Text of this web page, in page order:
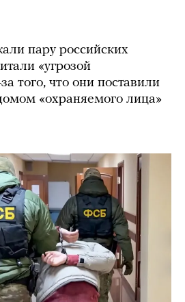
пару российских
«угрозой
того, что они поставили
«охраняемого лица»